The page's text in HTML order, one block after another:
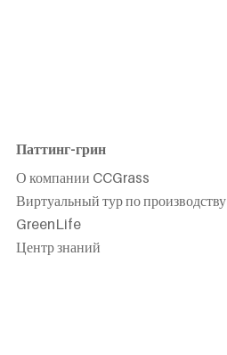
Паттинг-грин
О компании CCGrass
Виртуальный тур по производству
GreenLife
Центр знаний